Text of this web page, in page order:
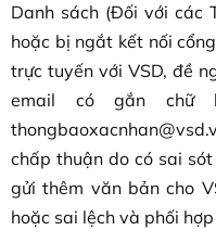
Danh sách (Đối với các
hoặc bị ngắt kết nối
trực tuyến với VSD, đề
email có gắn chữ
chấp thuận do có sai
gửi thêm văn bản cho
hoặc sai lệch và phối